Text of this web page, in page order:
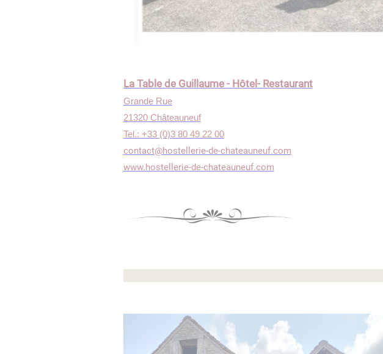
La Table de Guillaume - Hôtel- Restaurant
Grande Rue
21320 Châteauneuf
Tel.: +33 (0)3 80 49 22 00
contact@hostellerie-de-chateauneuf.com
www.hostellerie-de-chateauneuf.com